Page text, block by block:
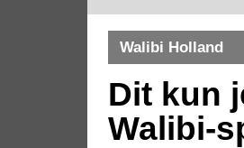
Walibi Holland
Dit kun
Walibi-